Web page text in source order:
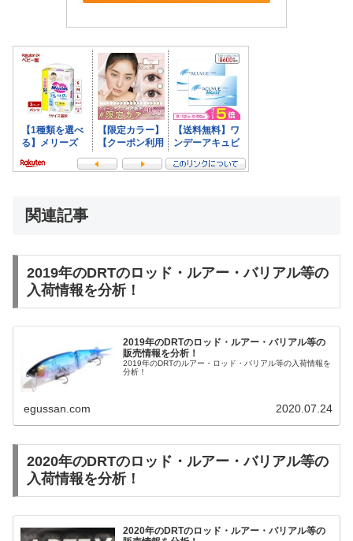
関連記事
2019年のDRTのロッド・ルアー・バリアル等の
入荷情報を分析！
2019年のDRTのロッド・ルアー・バリアル等の
販売情報を分析！
2019年のDRTのルアー・ロッド・バリアル等の入荷情報を
分析！
egussan.com 2020.07.24
2020年のDRTのロッド・ルアー・バリアル等の
入荷情報を分析！
2020年のDRTのロッド・ルアー・バリアル等の